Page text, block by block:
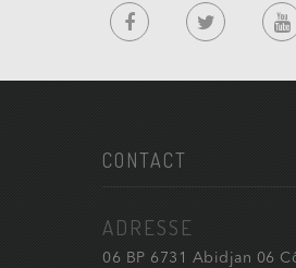
CONTACT
ADRESSE
06 BP 6731 Abidjan 06